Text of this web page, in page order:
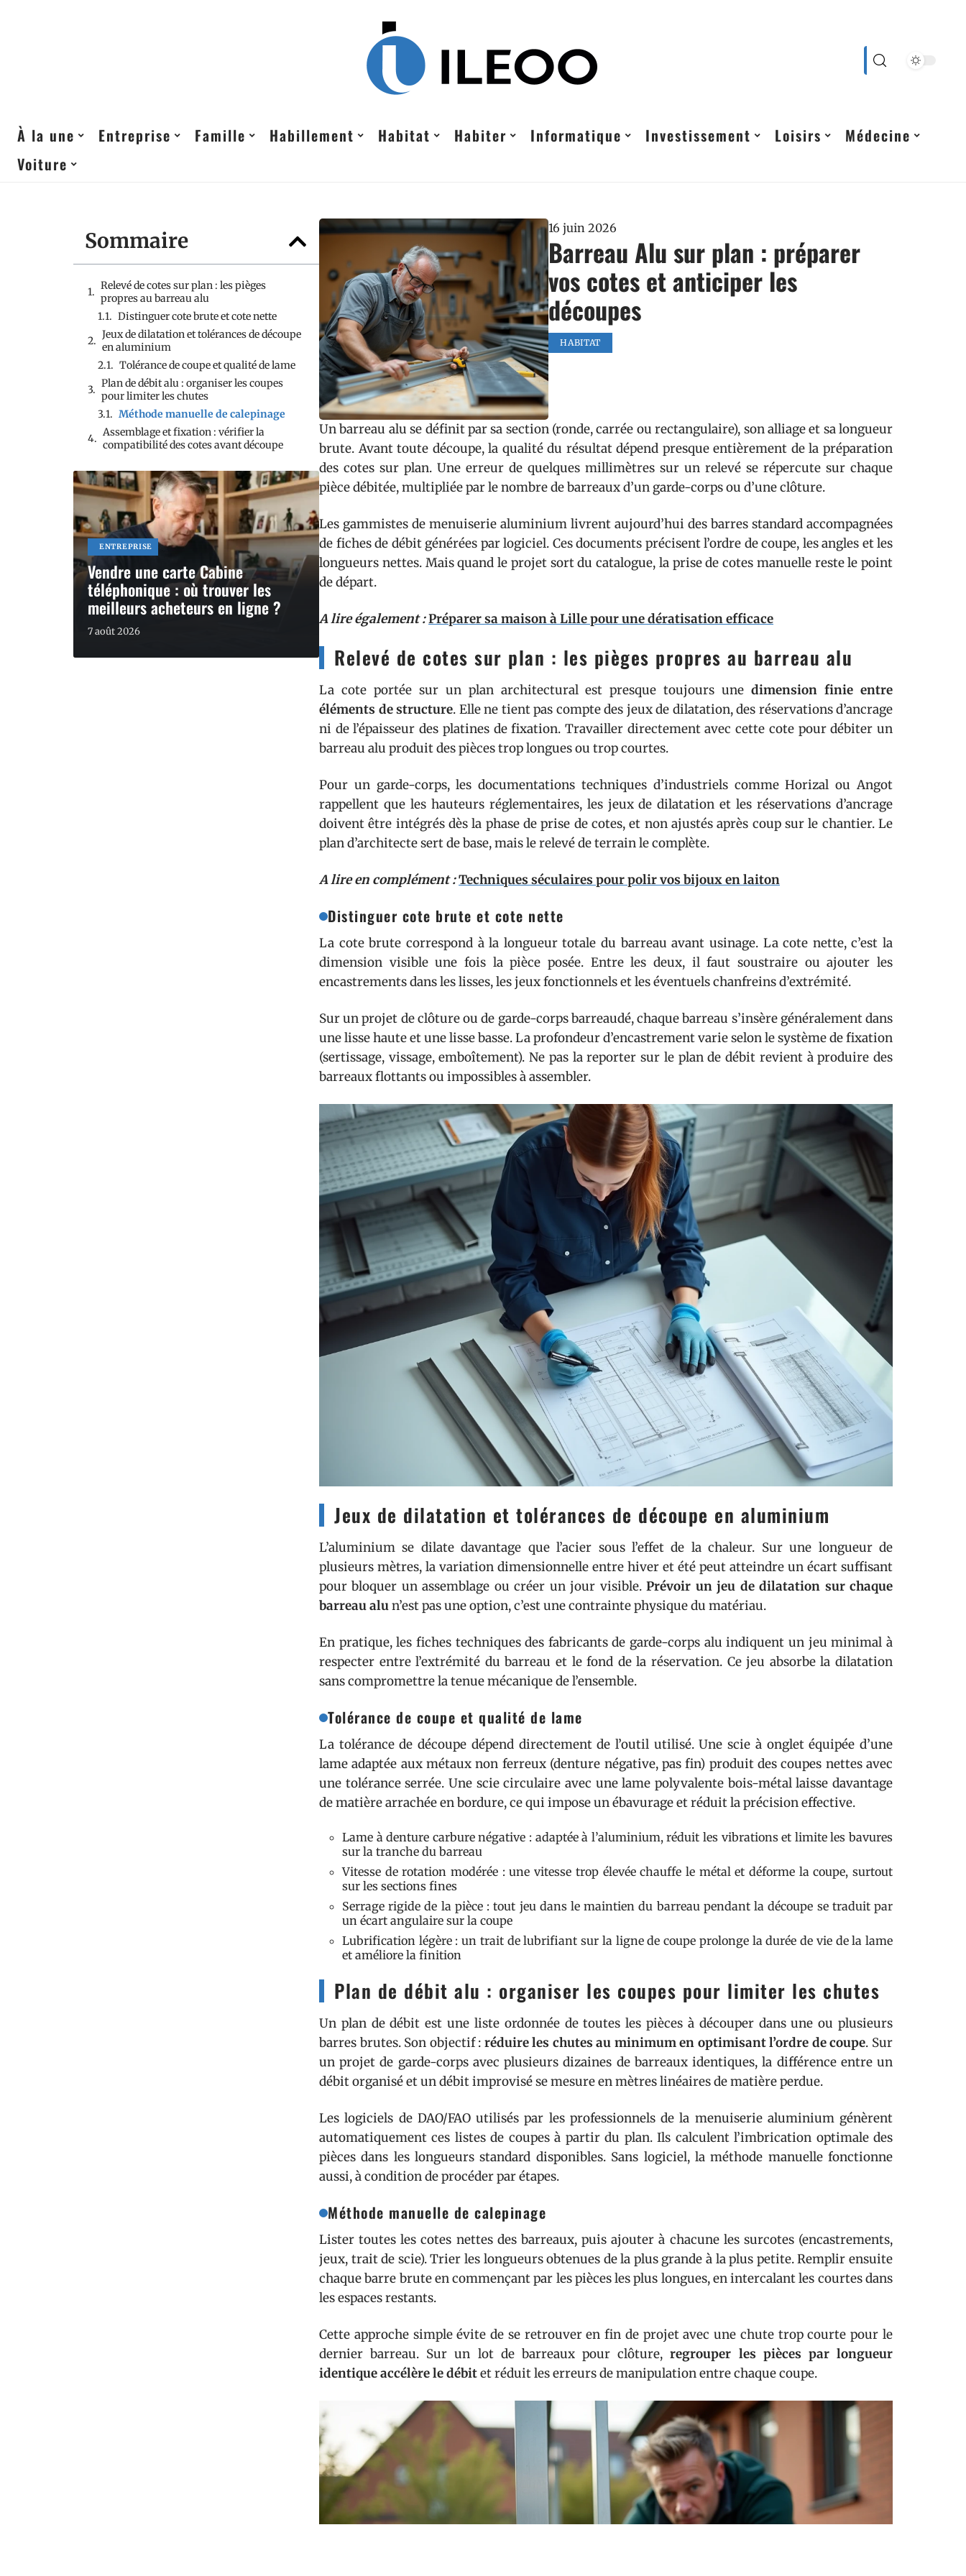
À la une Entreprise Famille Habillement Habitat Habiter Informatique Investissement Loisirs
Médecine
Voiture
Sommaire
Relevé de cotes sur plan : les pièges
propres au barreau alu
Distinguer cote brute et cote nette
Jeux de dilatation et tolérances de découpe
en aluminium
Tolérance de coupe et qualité de lame
Plan de débit alu : organiser les coupes
pour limiter les chutes
Méthode manuelle de calepinage
Assemblage et fixation : vérifier la
compatibilité des cotes avant découpe
ENTREPRISE
Vendre une carte Cabine
téléphonique : où trouver les
meilleurs acheteurs en ligne ?
7 août 2026
16 juin 2026
Barreau Alu sur plan : préparer
vos cotes et anticiper les
découpes
HABITAT
Un barreau alu se définit par sa section (ronde, carrée ou rectangulaire), son alliage et sa longueur
brute. Avant toute découpe, la qualité du résultat dépend presque entièrement de la préparation
des cotes sur plan. Une erreur de quelques millimètres sur un relevé se répercute sur chaque
pièce débitée, multipliée par le nombre de barreaux d’un garde-corps ou d’une clôture.
Les gammistes de menuiserie aluminium livrent aujourd’hui des barres standard accompagnées
de fiches de débit générées par logiciel. Ces documents précisent l’ordre de coupe, les angles et les
longueurs nettes. Mais quand le projet sort du catalogue, la prise de cotes manuelle reste le point
de départ.
A lire également :Préparer sa maison à Lille pour une dératisation efficace
Relevé de cotes sur plan : les pièges propres au barreau alu
La cote portée sur un plan architectural est presque toujours unedimension finie entre
éléments de structure. Elle ne tient pas compte des jeux de dilatation, des réservations d’ancrage
ni de l’épaisseur des platines de fixation. Travailler directement avec cette cote pour débiter un
barreau alu produit des pièces trop longues ou trop courtes.
Pour un garde-corps, les documentations techniques d’industriels comme Horizal ou Angot
rappellent que les hauteurs réglementaires, les jeux de dilatation et les réservations d’ancrage
doivent être intégrés dès la phase de prise de cotes, et non ajustés après coup sur le chantier. Le
plan d’architecte sert de base, mais le relevé de terrain le complète.
A lire en complément :Techniques séculaires pour polir vos bijoux en laiton
Distinguer cote brute et cote nette
La cote brute correspond à la longueur totale du barreau avant usinage. La cote nette, c’est la
dimension visible une fois la pièce posée. Entre les deux, il faut soustraire ou ajouter les
encastrements dans les lisses, les jeux fonctionnels et les éventuels chanfreins d’extrémité.
Sur un projet de clôture ou de garde-corps barreaudé, chaque barreau s’insère généralement dans
une lisse haute et une lisse basse. La profondeur d’encastrement varie selon le système de fixation
(sertissage, vissage, emboîtement). Ne pas la reporter sur le plan de débit revient à produire des
barreaux flottants ou impossibles à assembler.
Jeux de dilatation et tolérances de découpe en aluminium
L’aluminium se dilate davantage que l’acier sous l’effet de la chaleur. Sur une longueur de
plusieurs mètres, la variation dimensionnelle entre hiver et été peut atteindre un écart suffisant
pour bloquer un assemblage ou créer un jour visible.Prévoir un jeu de dilatation sur chaque
barreau alun’est pas une option, c’est une contrainte physique du matériau.
En pratique, les fiches techniques des fabricants de garde-corps alu indiquent un jeu minimal à
respecter entre l’extrémité du barreau et le fond de la réservation. Ce jeu absorbe la dilatation
sans compromettre la tenue mécanique de l’ensemble.
Tolérance de coupe et qualité de lame
La tolérance de découpe dépend directement de l’outil utilisé. Une scie à onglet équipée d’une
lame adaptée aux métaux non ferreux (denture négative, pas fin) produit des coupes nettes avec
une tolérance serrée. Une scie circulaire avec une lame polyvalente bois-métal laisse davantage
de matière arrachée en bordure, ce qui impose un ébavurage et réduit la précision effective.
Lame à denture carbure négative : adaptée à l’aluminium, réduit les vibrations et limite les bavures
sur la tranche du barreau
Vitesse de rotation modérée : une vitesse trop élevée chauffe le métal et déforme la coupe, surtout
sur les sections fines
Serrage rigide de la pièce : tout jeu dans le maintien du barreau pendant la découpe se traduit par
un écart angulaire sur la coupe
Lubrification légère : un trait de lubrifiant sur la ligne de coupe prolonge la durée de vie de la lame
et améliore la finition
Plan de débit alu : organiser les coupes pour limiter les chutes
Un plan de débit est une liste ordonnée de toutes les pièces à découper dans une ou plusieurs
barres brutes. Son objectif : réduire les chutes au minimum en optimisant l’ordre de coupe. Sur
un projet de garde-corps avec plusieurs dizaines de barreaux identiques, la différence entre un
débit organisé et un débit improvisé se mesure en mètres linéaires de matière perdue.
Les logiciels de DAO/FAO utilisés par les professionnels de la menuiserie aluminium génèrent
automatiquement ces listes de coupes à partir du plan. Ils calculent l’imbrication optimale des
pièces dans les longueurs standard disponibles. Sans logiciel, la méthode manuelle fonctionne
aussi, à condition de procéder par étapes.
Méthode manuelle de calepinage
Lister toutes les cotes nettes des barreaux, puis ajouter à chacune les surcotes (encastrements,
jeux, trait de scie). Trier les longueurs obtenues de la plus grande à la plus petite. Remplir ensuite
chaque barre brute en commençant par les pièces les plus longues, en intercalant les courtes dans
les espaces restants.
Cette approche simple évite de se retrouver en fin de projet avec une chute trop courte pour le
dernier barreau. Sur un lot de barreaux pour clôture,regrouper les pièces par longueur
identique accélère le débitet réduit les erreurs de manipulation entre chaque coupe.